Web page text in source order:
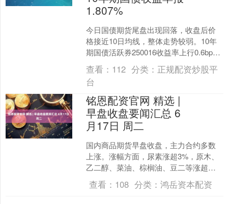
1.807%
今日国债期货尾盘出现回落，收盘后价
格接近10日均线，整体走势较弱。10年
期国债活跃券250016收益率上行0.6bp报
1.807%，在资金情绪偏紧的行情下，市
场....
查看： 112 分类： 正规配资炒股平
台
铭恩配资官网 精选 |
早盘收盘要闻汇总 6
月17日 周二
国内商品期货早盘收盘，主力合约多数
上涨。涨幅方面，尿素涨超3%，原木、
乙二醇、菜油、棕榈油、豆二等涨超
1%；跌幅方面，欧线集运、苯乙烯、沪
金、原油、鸡蛋跌超1%....
查看： 108 分类： 鸿岳资本配资